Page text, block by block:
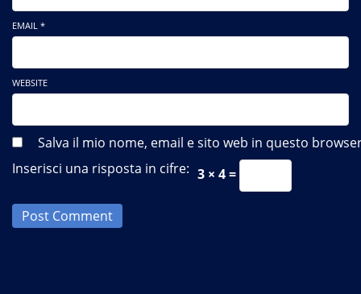
EMAIL *
WEBSITE
Salva il mio nome, email e sito web in questo
Inserisci una risposta in cifre: 3 × 4 =
Post Comment